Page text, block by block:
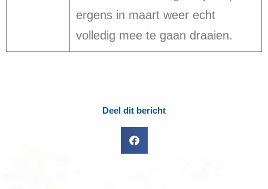
ergens in maart weer echt
volledig mee te gaan draaien.
Deel dit bericht